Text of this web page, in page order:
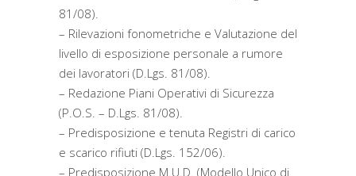
81/08).
– Rilevazioni fonometriche e Valutazione del
livello di esposizione personale a rumore
dei lavoratori (D.Lgs. 81/08).
– Redazione Piani Operativi di Sicurezza
(P.O.S. – D.Lgs. 81/08).
– Predisposizione e tenuta Registri di carico
e scarico rifiuti (D.Lgs. 152/06).
– Predisposizione M.U.D. (Modello Unico di